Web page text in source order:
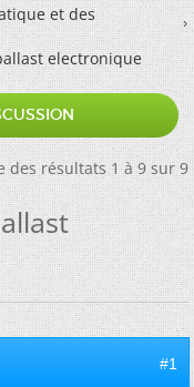
et des
electronique
des résultats 1 à 9 sur 9
#1